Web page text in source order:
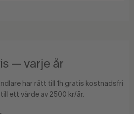
— varje år
har rätt till 1h gratis kostnadsfri
ett värde av 2500 kr/år.